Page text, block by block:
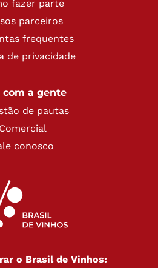
fazer parte
parceiros
frequentes
de privacidade
com a gente
de pautas
Comercial
conosco
o Brasil de Vinhos: